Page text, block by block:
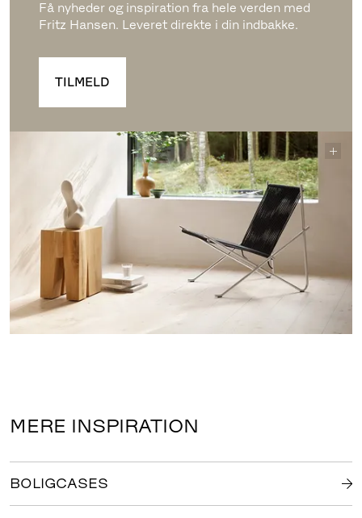
Få nyheder og inspiration fra hele verden med
Fritz Hansen. Leveret direkte i din indbakke.
TILMELD
MERE INSPIRATION
BOLIGCASES